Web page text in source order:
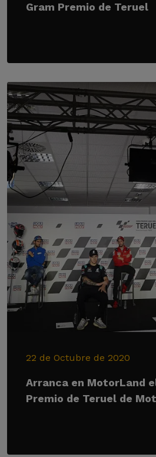
Gram Premio de Teruel
22 de Octubre de 2020
Arranca en MotorLand
Premio de Teruel de